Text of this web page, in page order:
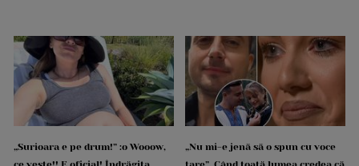
„Surioara e pe drum!” :o Wooow,
„Nu mi-e jenă să o spun cu voce